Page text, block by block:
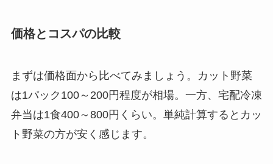
価格とコスパの比較
まずは価格面から比べてみましょう。カット野菜
は1パック100～200円程度が相場。一方、宅配冷凍
弁当は1食400～800円くらい。単純計算するとカッ
ト野菜の方が安く感じます。